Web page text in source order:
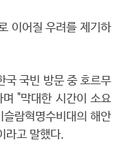
이어질 우려를 제기하
국 국빈 방문 중 호르무
"막대한 시간이 소요
람혁명수비대의 해안
라고 말했다.